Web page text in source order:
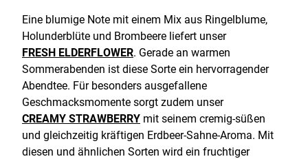
Eine blumige Note mit einem Mix aus Ringelblume,
Holunderblüte und Brombeere liefert unser
FRESH ELDERFLOWER. Gerade an warmen
Sommerabenden ist diese Sorte ein hervorragender
Abendtee. Für besonders ausgefallene
Geschmacksmomente sorgt zudem unser
CREAMY STRAWBERRY mit seinem cremig-süßen
und gleichzeitig kräftigen Erdbeer-Sahne-Aroma. Mit
diesen und ähnlichen Sorten wird ein fruchtiger